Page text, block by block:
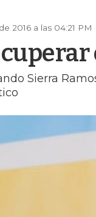
2016 a las 04:21 PM
Sierra